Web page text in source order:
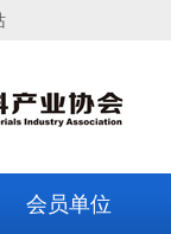
会员单位